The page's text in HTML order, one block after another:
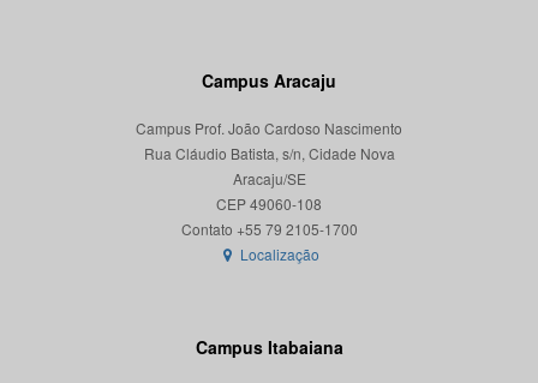
Campus Aracaju
Campus Prof. João Cardoso Nascimento
Rua Cláudio Batista, s/n, Cidade Nova
Aracaju/SE
CEP 49060-108
Localização
Campus Itabaiana